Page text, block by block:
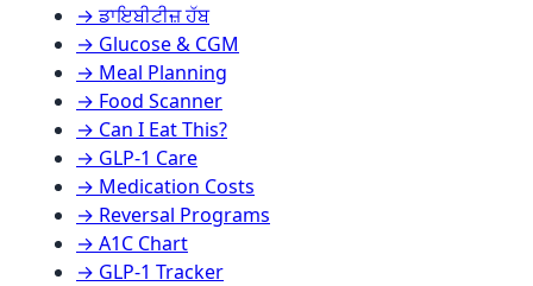
→ ਡਾਇਬੀਟੀਜ਼ ਹੱਬ
→ Glucose & CGM
→ Meal Planning
→ Food Scanner
→ Can I Eat This?
→ GLP-1 Care
→ Medication Costs
→ Reversal Programs
→ A1C Chart
→ GLP-1 Tracker